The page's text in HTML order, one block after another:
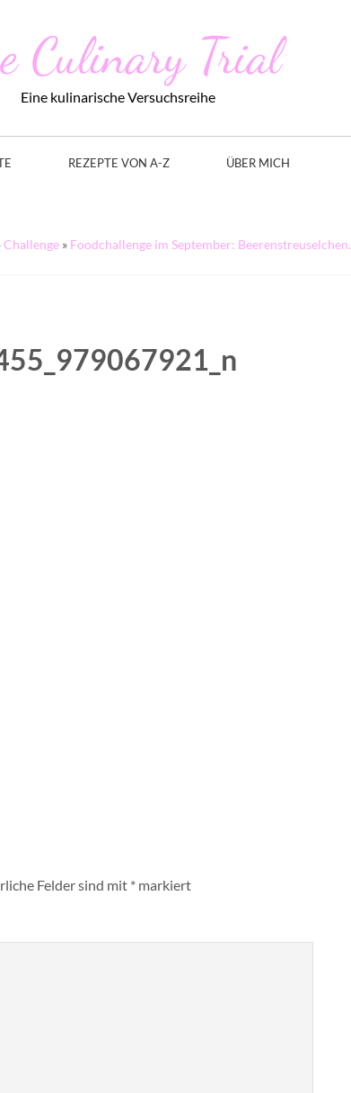
Culinary Trial
Eine kulinarische Versuchsreihe
REZEPTE VON A-Z ÜBER MICH
Challenge » Foodchallenge im September: Beerenstreuselchen.
Felder sind mit * markiert